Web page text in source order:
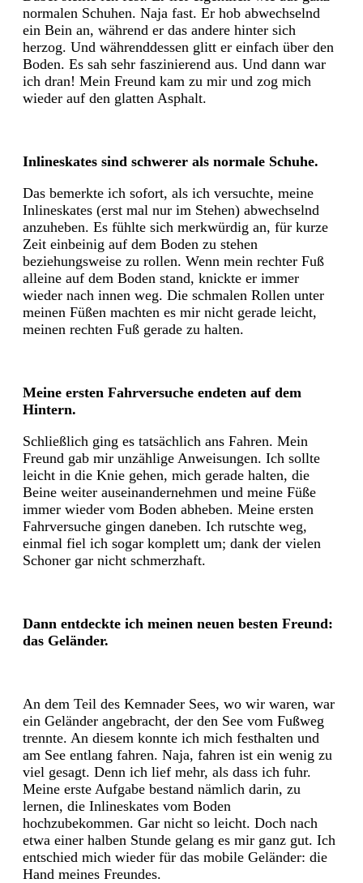
normalen Schuhen. Naja fast. Er hob abwechselnd
ein Bein an, während er das andere hinter sich
herzog. Und währenddessen glitt er einfach über den
Boden. Es sah sehr faszinierend aus. Und dann war
ich dran! Mein Freund kam zu mir und zog mich
wieder auf den glatten Asphalt.
Inlineskates sind schwerer als normale Schuhe.
Das bemerkte ich sofort, als ich versuchte, meine
Inlineskates (erst mal nur im Stehen) abwechselnd
anzuheben. Es fühlte sich merkwürdig an, für kurze
Zeit einbeinig auf dem Boden zu stehen
beziehungsweise zu rollen. Wenn mein rechter Fuß
alleine auf dem Boden stand, knickte er immer
wieder nach innen weg. Die schmalen Rollen unter
meinen Füßen machten es mir nicht gerade leicht,
meinen rechten Fuß gerade zu halten.
Meine ersten Fahrversuche endeten auf dem
Hintern.
Schließlich ging es tatsächlich ans Fahren. Mein
Freund gab mir unzählige Anweisungen. Ich sollte
leicht in die Knie gehen, mich gerade halten, die
Beine weiter auseinandernehmen und meine Füße
immer wieder vom Boden abheben. Meine ersten
Fahrversuche gingen daneben. Ich rutschte weg,
einmal fiel ich sogar komplett um; dank der vielen
Schoner gar nicht schmerzhaft.
Dann entdeckte ich meinen neuen besten Freund:
das Geländer.
An dem Teil des Kemnader Sees, wo wir waren, war
ein Geländer angebracht, der den See vom Fußweg
trennte. An diesem konnte ich mich festhalten und
am See entlang fahren. Naja, fahren ist ein wenig zu
viel gesagt. Denn ich lief mehr, als dass ich fuhr.
Meine erste Aufgabe bestand nämlich darin, zu
lernen, die Inlineskates vom Boden
hochzubekommen. Gar nicht so leicht. Doch nach
etwa einer halben Stunde gelang es mir ganz gut. Ich
entschied mich wieder für das mobile Geländer: die
Hand meines Freundes.